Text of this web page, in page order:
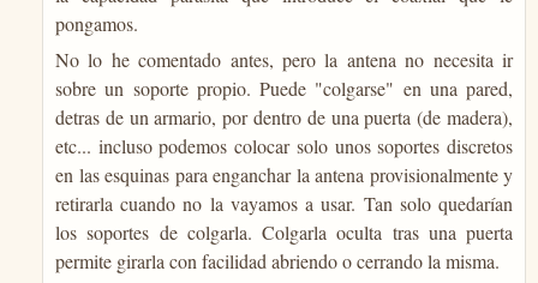
pongamos.
No lo he comentado antes, pero la antena no necesita ir
sobre un soporte propio. Puede "colgarse" en una pared,
detras de un armario, por dentro de una puerta (de madera),
etc... incluso podemos colocar solo unos soportes discretos
en las esquinas para enganchar la antena provisionalmente y
retirarla cuando no la vayamos a usar. Tan solo quedarían
los soportes de colgarla. Colgarla oculta tras una puerta
permite girarla con facilidad abriendo o cerrando la misma.